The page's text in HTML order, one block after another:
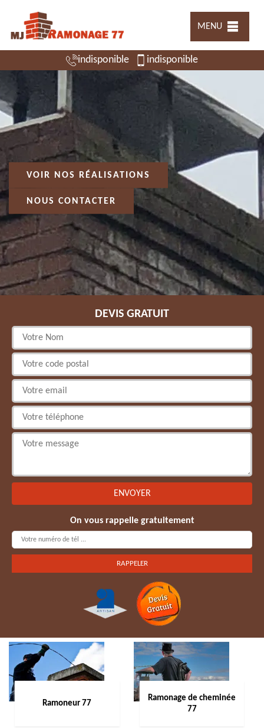
MENU
indisponible indisponible
VOIR NOS RÉALISATIONS
NOUS CONTACTER
DEVIS GRATUIT
On vous rappelle gratuitement
Ramoneur 77
Ramonage de cheminée
77